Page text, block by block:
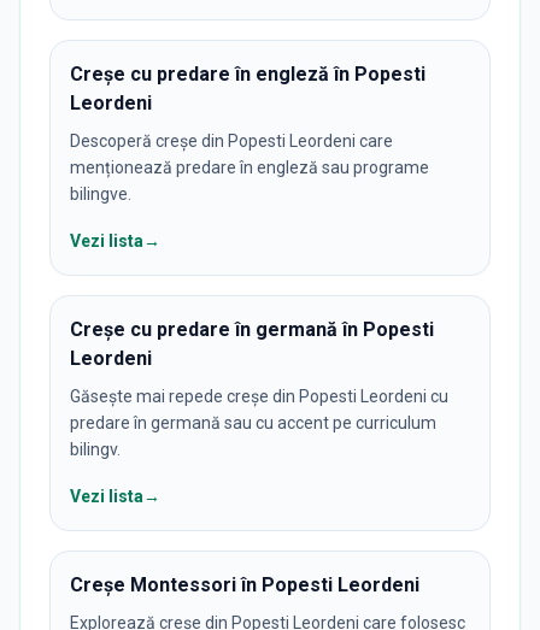
Creșe cu predare în engleză în Popesti
Leordeni
Descoperă creșe din Popesti Leordeni care
menționează predare în engleză sau programe
bilingve.
Vezi lista→
Creșe cu predare în germană în Popesti
Leordeni
Găsește mai repede creșe din Popesti Leordeni cu
predare în germană sau cu accent pe curriculum
bilingv.
Vezi lista→
Creșe Montessori în Popesti Leordeni
Explorează creșe din Popesti Leordeni care folosesc